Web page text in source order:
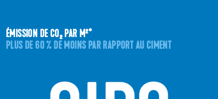
ÉMISSION DE CO₂ PAR M²*
PLUS DE 60 % DE MOINS PAR RAPPORT AU CIMENT